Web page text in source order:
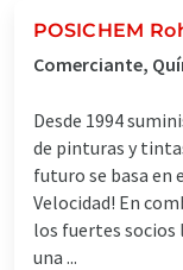
POSICHEM
Comerciante,
Desde 1994
de pinturas y
futuro se basa en
Velocidad! En
los fuertes
una ...